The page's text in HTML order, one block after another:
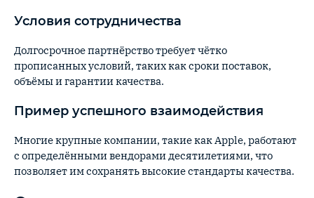
Условия сотрудничества
Долгосрочное партнёрство требует чётко
прописанных условий, таких как сроки поставок,
объёмы и гарантии качества.
Пример успешного взаимодействия
Многие крупные компании, такие как Apple, работают
с определёнными вендорами десятилетиями, что
позволяет им сохранять высокие стандарты качества.